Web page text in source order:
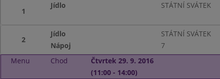
1
Jídlo STÁTNÍ SVÁTEK
2
Jídlo
STÁTNÍ SVÁTEK
Nápoj
7
Menu
Chod
Čtvrtek 29. 9. 2016
(11:00 - 14:00)